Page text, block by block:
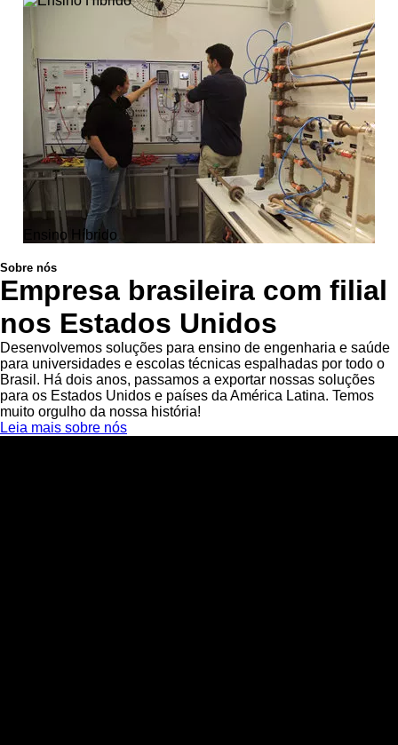
Ensino Híbrido
Sobre nós
Empresa brasileira com filial
nos Estados Unidos
Desenvolvemos soluções para ensino de engenharia e saúde
para universidades e escolas técnicas espalhadas por todo o
Brasil. Há dois anos, passamos a exportar nossas soluções
para os Estados Unidos e países da América Latina. Temos
muito orgulho da nossa história!
Leia mais sobre nós